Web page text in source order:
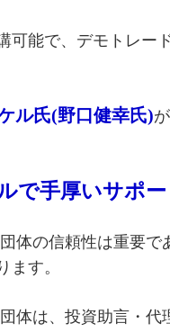
可能で、デモトレー
ル氏(野口健幸氏)
で手厚いサポ
体の信頼性は重要で
ます。
体は、投資助言・代